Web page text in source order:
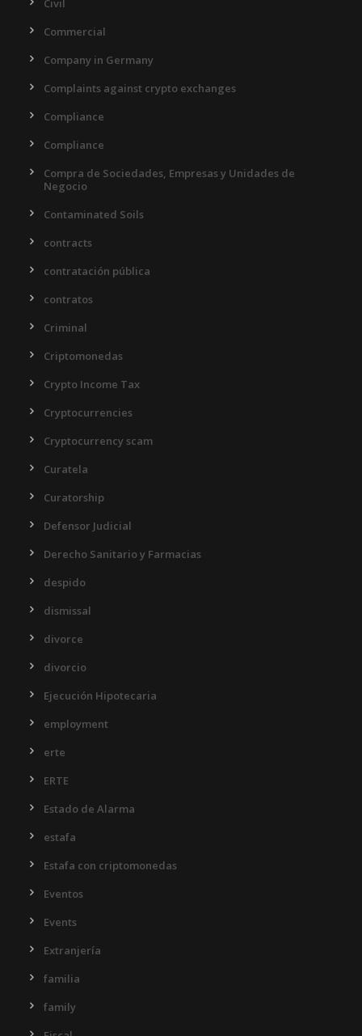
Civil
Commercial
Company in Germany
Complaints against crypto exchanges
Compliance
Compliance
Compra de Sociedades, Empresas y Unidades de
Negocio
Contaminated Soils
contracts
contratación pública
contratos
Criminal
Criptomonedas
Crypto Income Tax
Cryptocurrencies
Cryptocurrency scam
Curatela
Curatorship
Defensor Judicial
Derecho Sanitario y Farmacias
despido
dismissal
divorce
divorcio
Ejecución Hipotecaria
employment
erte
ERTE
Estado de Alarma
estafa
Estafa con criptomonedas
Eventos
Events
Extranjería
familia
family